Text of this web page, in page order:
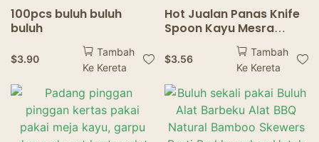
100pcs buluh buluh
buluh
$3.90
Tambah
Ke Kereta
Hot Jualan Panas Knife
Spoon Kayu Mesra
Kualiti Tinggi Dan
Dipadu Kayu
Dipposable Kayu Kayu
$3.56
Tambah
Ke Kereta